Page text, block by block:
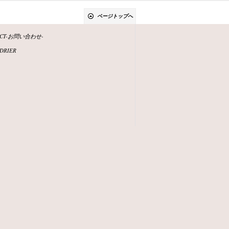
ページトップへ
お問い合わせ-